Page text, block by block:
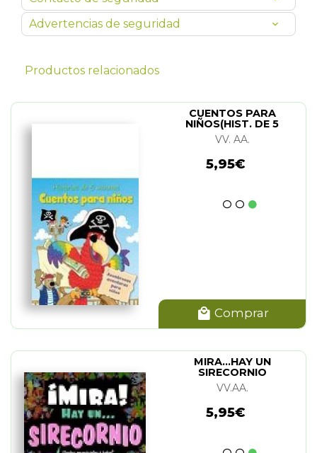
Advertencias de seguridad
Productos relacionados
CUENTOS PARA
NIÑOS(HIST. DE 5
MINUTOS)
VV. AA.
5,95€
Comprar
MIRA...HAY UN
SIRECORNIO
VV.AA.
5,95€